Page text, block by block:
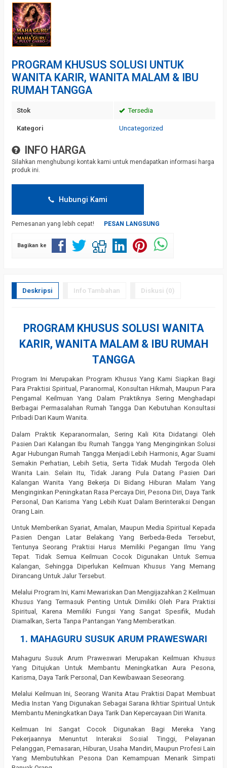
PROGRAM KHUSUS SOLUSI UNTUK
WANITA KARIR, WANITA MALAM & IBU
RUMAH TANGGA
Stok Tersedia
Kategori Uncategorized
INFO HARGA
Silahkan menghubungi kontak kami untuk mendapatkan informasi harga
produk ini.
Hubungi Kami
Pemesanan yang lebih cepat! PESAN LANGSUNG
Bagikan ke
Deskripsi Info Tambahan Diskusi (0)
PROGRAM KHUSUS SOLUSI WANITA
KARIR, WANITA MALAM & IBU RUMAH
TANGGA
Program Ini Merupakan Program Khusus Yang Kami Siapkan Bagi
Para Praktisi Spiritual, Paranormal, Konsultan Hikmah, Maupun Para
Pengamal Keilmuan Yang Dalam Praktiknya Sering Menghadapi
Berbagai Permasalahan Rumah Tangga Dan Kebutuhan Konsultasi
Pribadi Dari Kaum Wanita.
Dalam Praktik Keparanormalan, Sering Kali Kita Didatangi Oleh
Pasien Dari Kalangan Ibu Rumah Tangga Yang Menginginkan Solusi
Agar Hubungan Rumah Tangga Menjadi Lebih Harmonis, Agar Suami
Semakin Perhatian, Lebih Setia, Serta Tidak Mudah Tergoda Oleh
Wanita Lain. Selain Itu, Tidak Jarang Pula Datang Pasien Dari
Kalangan Wanita Yang Bekerja Di Bidang Hiburan Malam Yang
Menginginkan Peningkatan Rasa Percaya Diri, Pesona Diri, Daya Tarik
Personal, Dan Karisma Yang Lebih Kuat Dalam Berinteraksi Dengan
Orang Lain.
Untuk Memberikan Syariat, Amalan, Maupun Media Spiritual Kepada
Pasien Dengan Latar Belakang Yang Berbeda-Beda Tersebut,
Tentunya Seorang Praktisi Harus Memiliki Pegangan Ilmu Yang
Tepat. Tidak Semua Keilmuan Cocok Digunakan Untuk Semua
Kalangan, Sehingga Diperlukan Keilmuan Khusus Yang Memang
Dirancang Untuk Jalur Tersebut.
Melalui Program Ini, Kami Mewariskan Dan Mengijazahkan 2 Keilmuan
Khusus Yang Termasuk Penting Untuk Dimiliki Oleh Para Praktisi
Spiritual, Karena Memiliki Fungsi Yang Sangat Spesifik, Mudah
Diamalkan, Serta Tanpa Pantangan Yang Memberatkan.
1. MAHAGURU SUSUK ARUM PRAWESWARI
Mahaguru Susuk Arum Praweswari Merupakan Keilmuan Khusus
Yang Ditujukan Untuk Membantu Meningkatkan Aura Pesona,
Karisma, Daya Tarik Personal, Dan Kewibawaan Seseorang.
Melalui Keilmuan Ini, Seorang Wanita Atau Praktisi Dapat Membuat
Media Instan Yang Digunakan Sebagai Sarana Ikhtiar Spiritual Untuk
Membantu Meningkatkan Daya Tarik Dan Kepercayaan Diri Wanita.
Keilmuan Ini Sangat Cocok Digunakan Bagi Mereka Yang
Pekerjaannya Menuntut Interaksi Sosial Tinggi, Pelayanan
Pelanggan, Pemasaran, Hiburan, Usaha Mandiri, Maupun Profesi Lain
Yang Membutuhkan Pesona Dan Kemampuan Menarik Simpati